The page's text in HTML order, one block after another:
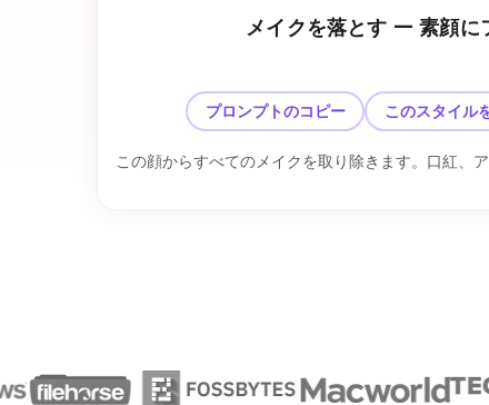
メイクを落とす — 素顔に
プロンプトのコピー このスタイル
この顔からすべてのメイクを取り除きます。口紅、